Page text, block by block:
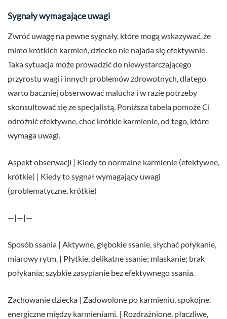
Sygnały wymagające uwagi
Zwróć uwagę na pewne sygnały, które mogą wskazywać, że
mimo krótkich karmień, dziecko nie najada się efektywnie.
Taka sytuacja może prowadzić do niewystarczającego
przyrostu wagi i innych problemów zdrowotnych, dlatego
warto baczniej obserwować malucha i w razie potrzeby
skonsultować się ze specjalistą. Poniższa tabela pomoże Ci
odróżnić efektywne, choć krótkie karmienie, od tego, które
wymaga uwagi.
Aspekt obserwacji | Kiedy to normalne karmienie (efektywne,
krótkie) | Kiedy to sygnał wymagający uwagi
(problematyczne, krótkie)
—|—|—
Sposób ssania | Aktywne, głębokie ssanie, słychać połykanie,
miarowy rytm. | Płytkie, delikatne ssanie; mlaskanie; brak
połykania; szybkie zasypianie bez efektywnego ssania.
Zachowanie dziecka | Zadowolone po karmieniu, spokojne,
energiczne między karmieniami. | Rozdrażnione, płaczliwe,